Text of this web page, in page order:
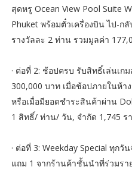
สุดหรู Ocean View Pool Suite
Phuket พร้อมตั๋วเครื่องบิน ไป-ก
รางวัลละ 2 ท่าน รวมมูลค่า
· ต่อที่ 2: ช้อปครบ รับสิทธิ์เล่นเก
300,000 บาท เมื่อช้อปภายในห้
หรือเมื่อมียอดชำระสินค้าผ่าน
1 สิทธิ์/ ท่าน/ วัน, จำกัด 1,745 ร
· ต่อที่ 3: Weekday Special ทุก
แถม 1 จากร้านค้าชั้นนำที่ร่วมรา